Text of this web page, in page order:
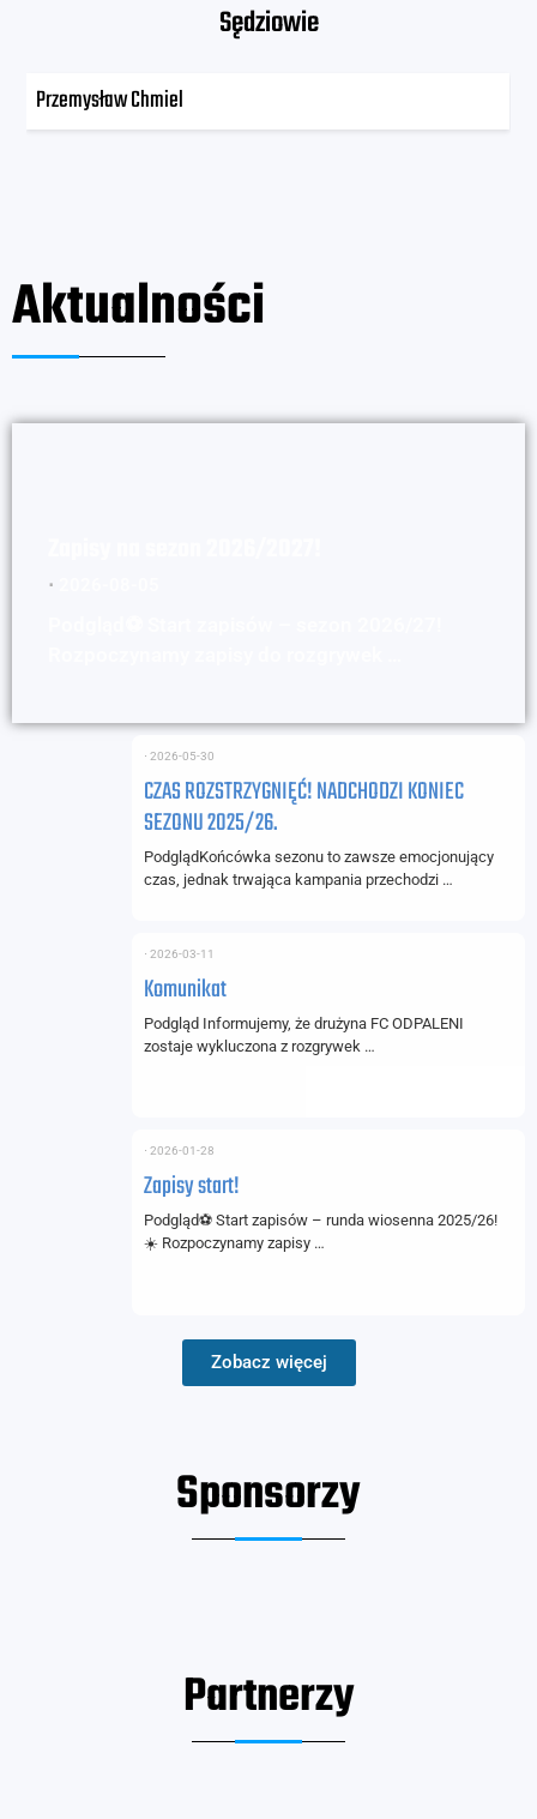
Sędziowie
Przemysław Chmiel
Aktualności
⋅
CZAS ROZSTRZYGNIĘĆ! NADCHODZI KONIEC
SEZONU 2025/26.
⋅ 2026-05-30
PodglądKońcówka sezonu to zawsze emocjonujący
czas, jednak trwająca kampania przechodzi …
Komunikat
⋅ 2026-03-11
Podgląd Informujemy, że drużyna FC ODPALENI
zostaje wykluczona z rozgrywek …
Zapisy start!
⋅ 2026-01-28
Podgląd⚽ Start zapisów – runda wiosenna 2025/26!
☀️ Rozpoczynamy zapisy …
Zobacz więcej
Sponsorzy
Partnerzy